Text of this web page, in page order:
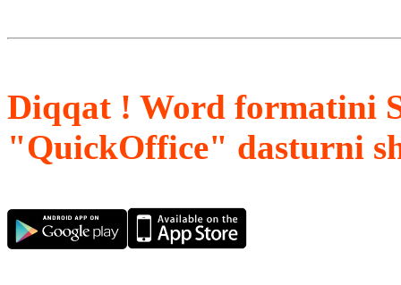
Diqqat ! Word formatini
"QuickOffice" dasturni